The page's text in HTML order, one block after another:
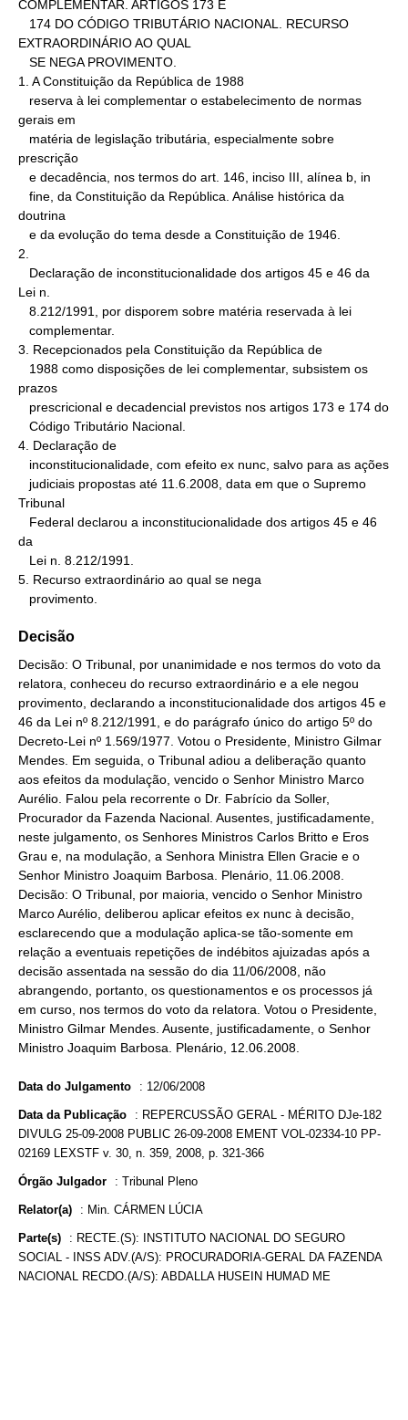
COMPLEMENTAR. ARTIGOS 173 E
EXTRAORDINÁRIO AO QUAL
1. A Constituição da República de 1988
gerais em
prescrição
doutrina
2.
Lei n.
3. Recepcionados pela Constituição da República de
prazos
4. Declaração de
Tribunal
da
5. Recurso extraordinário ao qual se nega
   provimento.
Decisão
Decisão: O Tribunal, por unanimidade e nos termos do voto da
relatora, conheceu do recurso extraordinário e a ele negou
provimento, declarando a inconstitucionalidade dos artigos 45 e
46 da Lei nº 8.212/1991, e do parágrafo único do artigo 5º do
Decreto-Lei nº 1.569/1977. Votou o Presidente, Ministro Gilmar
Mendes. Em seguida, o Tribunal adiou a deliberação quanto
aos efeitos da modulação, vencido o Senhor Ministro Marco
Aurélio. Falou pela recorrente o Dr. Fabrício da Soller,
Procurador da Fazenda Nacional. Ausentes, justificadamente,
neste julgamento, os Senhores Ministros Carlos Britto e Eros
Grau e, na modulação, a Senhora Ministra Ellen Gracie e o
Senhor Ministro Joaquim Barbosa. Plenário, 11.06.2008.
Decisão: O Tribunal, por maioria, vencido o Senhor Ministro
Marco Aurélio, deliberou aplicar efeitos ex nunc à decisão,
esclarecendo que a modulação aplica-se tão-somente em
relação a eventuais repetições de indébitos ajuizadas após a
decisão assentada na sessão do dia 11/06/2008, não
abrangendo, portanto, os questionamentos e os processos já
em curso, nos termos do voto da relatora. Votou o Presidente,
Ministro Gilmar Mendes. Ausente, justificadamente, o Senhor
Ministro Joaquim Barbosa. Plenário, 12.06.2008.
Data do Julgamento : 12/06/2008
Data da Publicação : REPERCUSSÃO GERAL - MÉRITO DJe-182
DIVULG 25-09-2008 PUBLIC 26-09-2008 EMENT VOL-02334-10 PP-
02169 LEXSTF v. 30, n. 359, 2008, p. 321-366
Órgão Julgador : Tribunal Pleno
Relator(a) : Min. CÁRMEN LÚCIA
Parte(s) : RECTE.(S): INSTITUTO NACIONAL DO SEGURO
SOCIAL - INSS ADV.(A/S): PROCURADORIA-GERAL DA FAZENDA
NACIONAL RECDO.(A/S): ABDALLA HUSEIN HUMAD ME